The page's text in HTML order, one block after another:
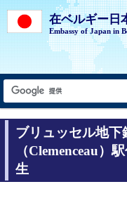
在ベルギー日
Embassy of Japan in
ブリュッセル地下
（Clemenceau）
生